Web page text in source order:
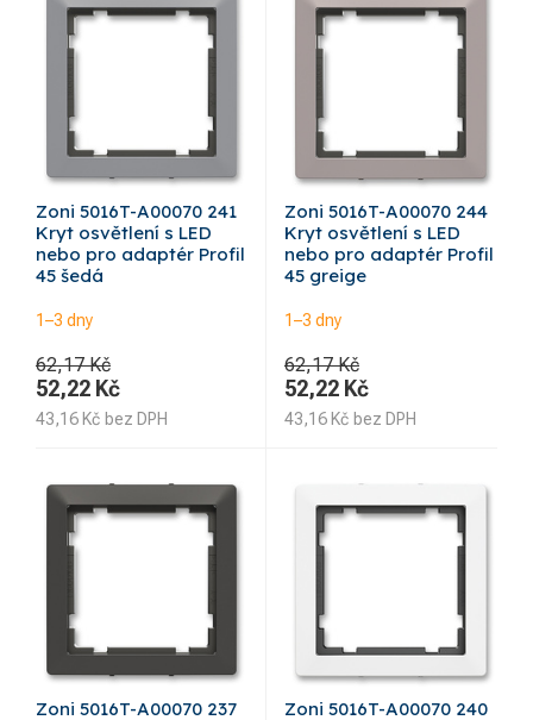
Zoni 5016T-A00070 241
Kryt osvětlení s LED
nebo pro adaptér Profil
45 šedá
1–3 dny
62,17 Kč
52,22 Kč
43,16 Kč bez DPH
Zoni 5016T-A00070 244
Kryt osvětlení s LED
nebo pro adaptér Profil
45 greige
1–3 dny
62,17 Kč
52,22 Kč
43,16 Kč bez DPH
Zoni 5016T-A00070 237
Zoni 5016T-A00070 240